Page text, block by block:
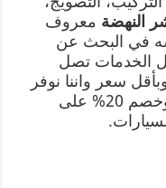
النهضة معروف
في البحث عن
الخدمات تصل
سعر واننا نوفر
في بعض الاوقات عروض مميزة وخصم 20% على